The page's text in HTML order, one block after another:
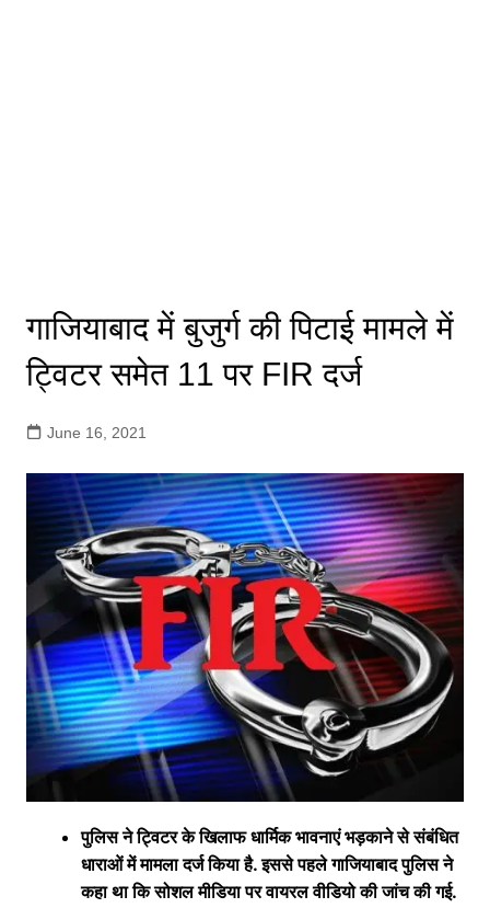
गाजियाबाद में बुजुर्ग की पिटाई मामले में
ट्विटर समेत 11 पर FIR दर्ज
June 16, 2021
पुलिस ने ट्विटर के खिलाफ धार्मिक भावनाएं भड़काने से संबंधित
धाराओं में मामला दर्ज किया है. इससे पहले गाजियाबाद पुलिस ने
कहा था कि सोशल मीडिया पर वायरल वीडियो की जांच की गई.